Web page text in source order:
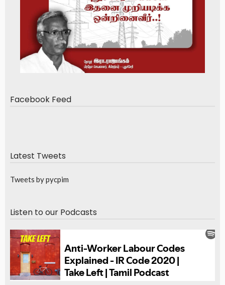
Facebook Feed
Latest Tweets
Tweets by pycpim
Listen to our Podcasts